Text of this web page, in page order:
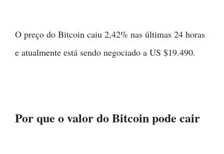
O preço do Bitcoin caiu 2,42% nas últimas 24 horas
e atualmente está sendo negociado a US $19.490.
Por que o valor do Bitcoin pode cair